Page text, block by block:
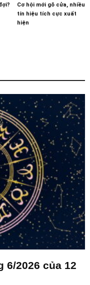
Cơ hội mới gõ cửa, nhiều
tín hiệu tích cực xuất
hiện
6/2026 của 12